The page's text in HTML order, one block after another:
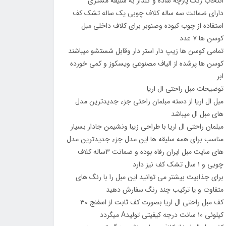
دارای ضمانت سه ساله کلاف چوبی یک ساله تشک کف
استفاده از چوب کبوده وصنوبر برای کلاف داخلی مبل
کوسن ها ۷ عدد
تمامی کوسن ها زیپ دار استر دار وقابل شستشو میباشند
کوسن ها پرشده از الیاف مصنوعی ویسکوز و کمی خورده
ابر
توضیحات مبل راحتی ال اریا
مبل ال اریا از دسته مبلمان راحتی جزء جدیدترین مدل
های مبل ال میباشد
مبلمان راحتی ال اریا با طراحی زیبا ونشیمن جادار بسیار
مناسب برای همه سلیقه ها این مدل جزء جدیدترین مدل
های سایت مبل ایران رفاه بوده و ضمانت ۳ساله کلاف
چوبی و ۱ سال تشک کف نیز دارد
برای جذابیت بیشتر می توانید این مبل را با رنگ های
متفاوت و یا ترکیب چند رنگ سفارش دهید
کف مبل راحتی ال اریا بصورت کف ثابت از اسفنج ۳۰
کیلوئی ۱۰ سانت درجه کیفیتی تولیدA میگردد